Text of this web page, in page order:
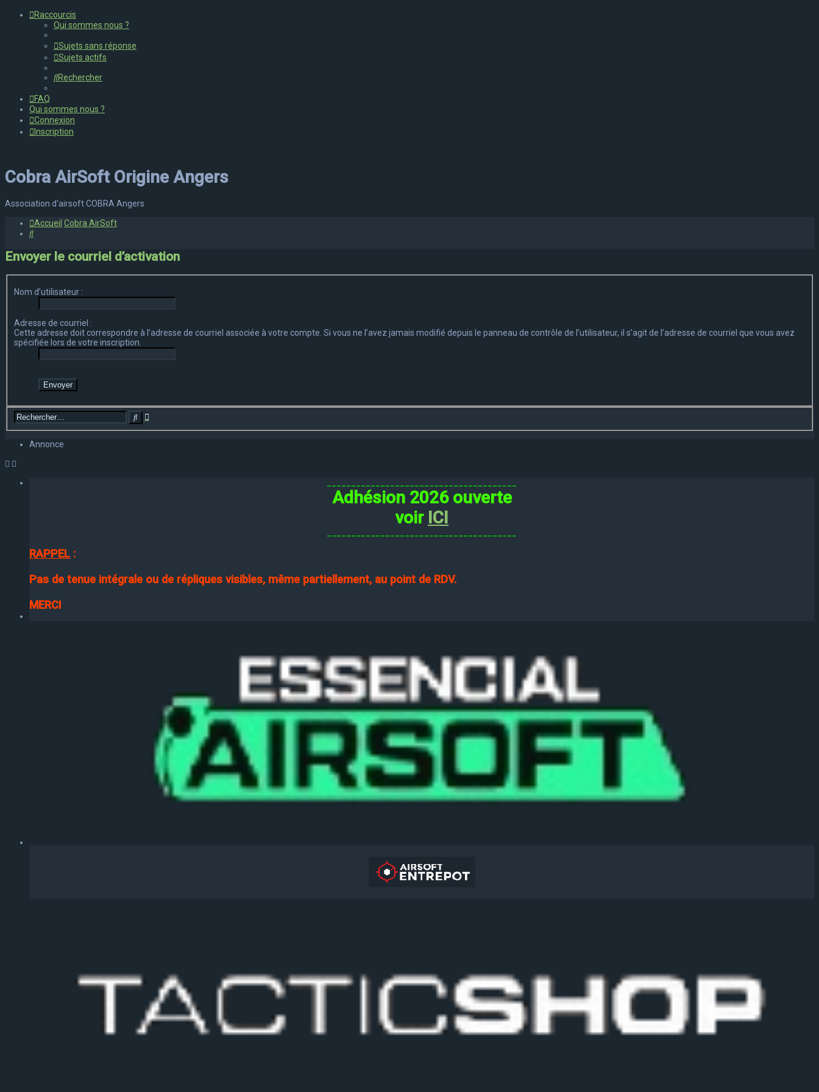
Raccourcis
Qui sommes nous ?
Sujets sans réponse
Sujets actifs
Rechercher
FAQ
Qui sommes nous ?
Connexion
Inscription
Cobra AirSoft Origine Angers
Association d'airsoft COBRA Angers
Accueil Cobra AirSoft
Rechercher
Envoyer le courriel d’activation
Nom d’utilisateur :
Adresse de courriel :
Cette adresse doit correspondre à l’adresse de courriel associée à votre compte. Si vous ne l’avez jamais modifié depuis le panneau de contrôle de l’utilisateur, il s’agit de l’adresse de courriel que vous avez
spécifiée lors de votre inscription.
Rechercher
Recherche
Annonce
Adhésion 2026 ouverte
voir ICI
RAPPEL :
Pas de tenue intégrale ou de répliques visibles, même partiellement, au point de RDV.
MERCI